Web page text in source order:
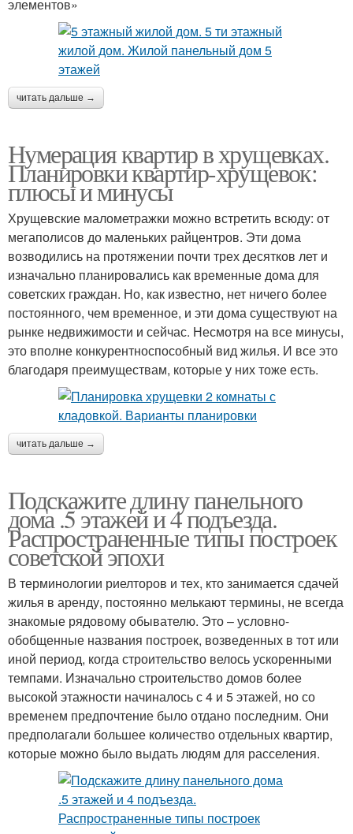
элементов»
читать дальше →
Нумерация квартир в хрущевках.
Планировки квартир-хрущевок:
плюсы и минусы
Хрущевские малометражки можно встретить всюду: от
мегаполисов до маленьких райцентров. Эти дома
возводились на протяжении почти трех десятков лет и
изначально планировались как временные дома для
советских граждан. Но, как известно, нет ничего более
постоянного, чем временное, и эти дома существуют на
рынке недвижимости и сейчас. Несмотря на все минусы,
это вполне конкурентноспособный вид жилья. И все это
благодаря преимуществам, которые у них тоже есть.
читать дальше →
Подскажите длину панельного
дома .5 этажей и 4 подъезда.
Распространенные типы построек
советской эпохи
В терминологии риелторов и тех, кто занимается сдачей
жилья в аренду, постоянно мелькают термины, не всегда
знакомые рядовому обывателю. Это – условно-
обобщенные названия построек, возведенных в тот или
иной период, когда строительство велось ускоренными
темпами. Изначально строительство домов более
высокой этажности начиналось с 4 и 5 этажей, но со
временем предпочтение было отдано последним. Они
предполагали большее количество отдельных квартир,
которые можно было выдать людям для расселения.